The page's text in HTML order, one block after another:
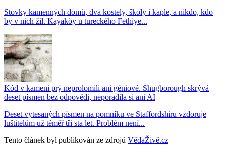
Stovky kamenných domů, dva kostely, školy i kaple, a nikdo, kdo
by v nich žil. Kayaköy u tureckého Fethiye...
Kód v kameni prý neprolomili ani géniové. Shugborough skrývá
deset písmen bez odpovědi, neporadila si ani AI
Deset vytesaných písmen na pomníku ve Staffordshiru vzdoruje
luštitelům už téměř tři sta let. Problém není...
Tento článek byl publikován ze zdrojů VědaŽivě.cz